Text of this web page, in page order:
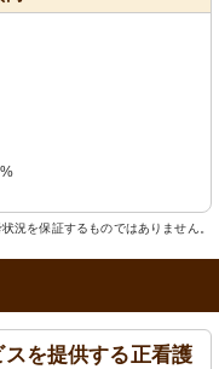
況を保証するものではありません。
を提供する正看護